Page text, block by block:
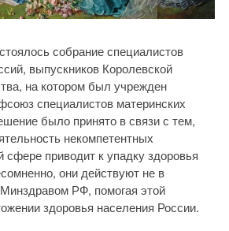
собрание специалистов
выпускников Королевской
на котором был учрежден
специалистов материнских
было принято в связи с тем,
некомпетентных
сфере приводит к упадку здоровья
они действуют не в
РФ, помогая этой
здоровья населения России.